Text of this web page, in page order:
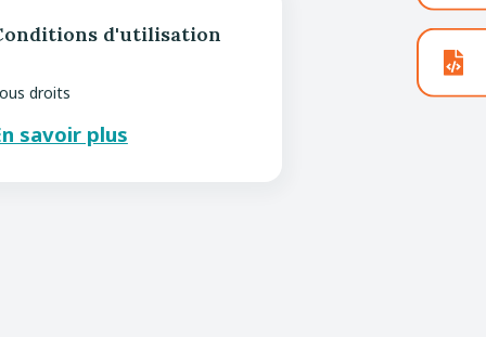
d'utilisation
droits
savoir plus